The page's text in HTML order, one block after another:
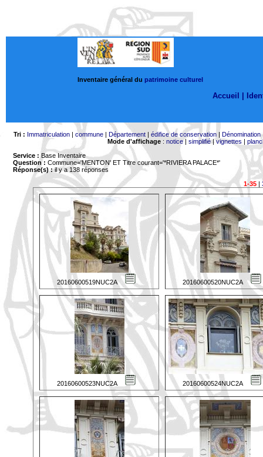
Inventaire général du patrimoine culturel
Accueil |
Tri : Immatriculation| commune| Département| édifice de conservation| Dénomination
Mode d'affichage: notice| simplifié|vignettes |
Service : Base Inventaire
Question : Commune='MENTON' ET Titre courant='*RIVIERA PALACE*'
Réponse(s) :il y a 138 réponses
1-35|
20160600519NUC2A 20160600520NUC2A
20160600523NUC2A 20160600524NUC2A